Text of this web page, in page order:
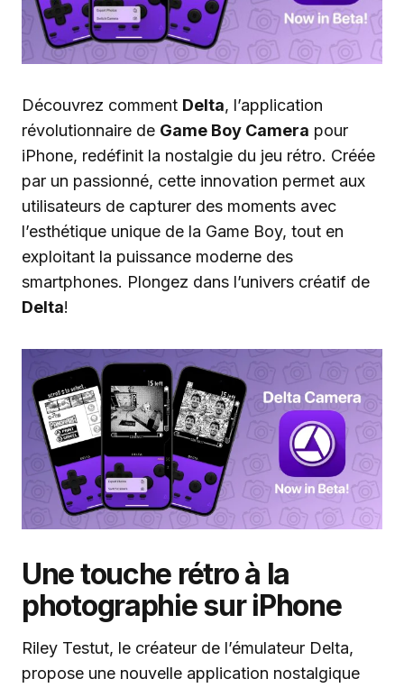
Découvrez comment Delta, l’application
révolutionnaire de Game Boy Camera pour
iPhone, redéfinit la nostalgie du jeu rétro. Créée
par un passionné, cette innovation permet aux
utilisateurs de capturer des moments avec
l’esthétique unique de la Game Boy, tout en
exploitant la puissance moderne des
smartphones. Plongez dans l’univers créatif de
Delta!
Une touche rétro à la
photographie sur iPhone
Riley Testut, le créateur de l’émulateur Delta,
propose une nouvelle application nostalgique